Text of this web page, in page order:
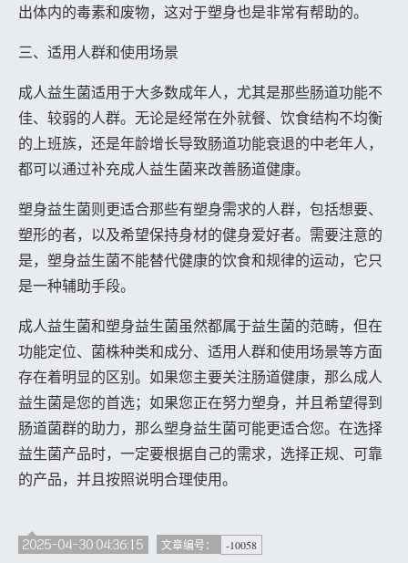
出体内的毒素和废物，这对于塑身也是非常有帮助的。
三、适用人群和使用场景
成人益生菌适用于大多数成年人，尤其是那些肠道功能不
佳、较弱的人群。无论是经常在外就餐、饮食结构不均衡
的上班族，还是年龄增长导致肠道功能衰退的中老年人，
都可以通过补充成人益生菌来改善肠道健康。
塑身益生菌则更适合那些有塑身需求的人群，包括想要、
塑形的者，以及希望保持身材的健身爱好者。需要注意的
是，塑身益生菌不能替代健康的饮食和规律的运动，它只
是一种辅助手段。
成人益生菌和塑身益生菌虽然都属于益生菌的范畴，但在
功能定位、菌株种类和成分、适用人群和使用场景等方面
存在着明显的区别。如果您主要关注肠道健康，那么成人
益生菌是您的首选；如果您正在努力塑身，并且希望得到
肠道菌群的助力，那么塑身益生菌可能更适合您。在选择
益生菌产品时，一定要根据自己的需求，选择正规、可靠
的产品，并且按照说明合理使用。
2025-04-30 04:36:15 文章编号： -10058